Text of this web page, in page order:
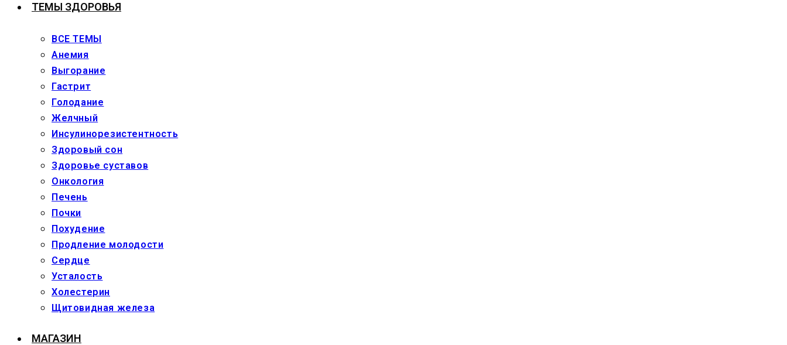
ТЕМЫ ЗДОРОВЬЯ
ВСЕ ТЕМЫ
Анемия
Выгорание
Гастрит
Голодание
Желчный
Инсулинорезистентность
Здоровый сон
Здоровье суставов
Онкология
Печень
Почки
Похудение
Продление молодости
Сердце
Усталость
Холестерин
Щитовидная железа
МАГАЗИН